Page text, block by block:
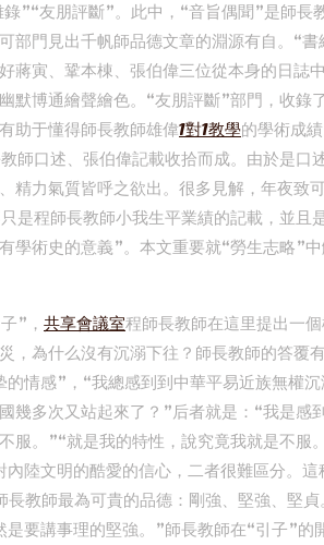
”“友朋評斷”。此中，“音旨偶聞”是師長
部門見出千帆師品德文章的淵源有自。“書
蔣寅、鞏本棟、張伯偉三位從本身的日誌
默博通繪聲繪色。“友朋評斷”部門，收錄
助于懂得師長教師雄偉1對1教學的學術成
師口述、張伯偉記載收拾而成。由於是口
精力氣質皆呼之欲出。很多見解，年夜致
是程師長教師小我生平業績的記載，並且
學術史的意義”。本文重要就“勞生志略”
”， 共享會議室程師長教師在這里提出一
，為什么沒有沉溺下往？師長教師的答覆
情感”，“我總感到到中華平易近族無權
幾多次又站起來了？”后者就是：“我是感
服。”“就是我的特性，說究竟我就是不服
陸文明的酷愛的信心，二者很難區分。
教師最為可貴的品德：剛強、堅強、堅
要講事理的堅強。”師長教師在“引子”的